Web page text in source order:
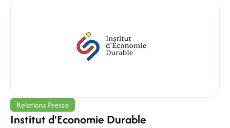
Relations Presse
Institut d'Economie Durable